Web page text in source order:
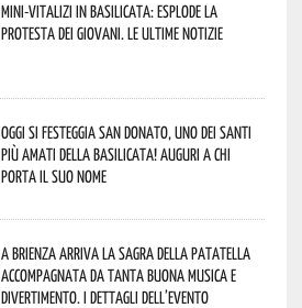
Mini-vitalizi in Basilicata: esplode la
protesta dei giovani. Le ultime notizie
Oggi si festeggia San Donato, uno dei Santi
più amati della Basilicata! Auguri a chi
porta il suo nome
A Brienza arriva la Sagra della Patatella
accompagnata da tanta buona musica e
divertimento. I dettagli dell’evento